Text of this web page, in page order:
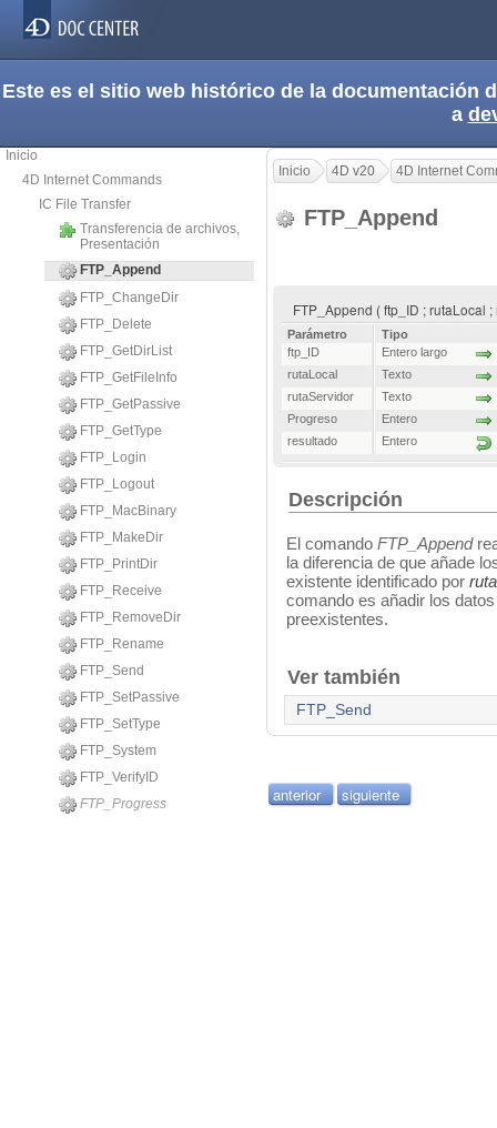
Este es el sitio web histórico de la documentación
a
Inicio
4D Internet Commands
IC File Transfer
Transferencia de archivos,
Presentación
FTP_Append
FTP_ChangeDir
FTP_Delete
FTP_GetDirList
FTP_GetFileInfo
FTP_GetPassive
FTP_GetType
FTP_Login
FTP_Logout
FTP_MacBinary
FTP_MakeDir
FTP_PrintDir
FTP_Receive
FTP_RemoveDir
FTP_Rename
FTP_Send
FTP_SetPassive
FTP_SetType
FTP_System
FTP_VerifyID
FTP_Progress
Inicio 4D v20 4D Internet
FTP_Append
FTP_Append ( ftp_ID ; rutaLocal
Parámetro
Tipo
ftp_ID
Entero largo
rutaLocal
Texto
rutaServidor
Texto
Progreso
Entero
resultado
Entero
Descripción
El comando FTP_Append
la diferencia de que añade
existente identificado por
comando es añadir los
preexistentes.
Ver también
FTP_Send
anterior siguiente